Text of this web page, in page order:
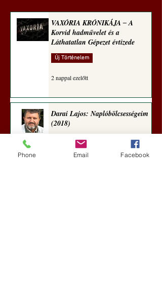
VAXÓRIA KRÓNIKÁJA ‒ A
Korvid hadművelet és a
Láthatatlan Gépezet évtizede
Új Történelem
2 nappal ezelőtt
Darai Lajos: Naplóbölcsességeim
(2018)
5 nappal ezelőtt
Phone Email Facebook